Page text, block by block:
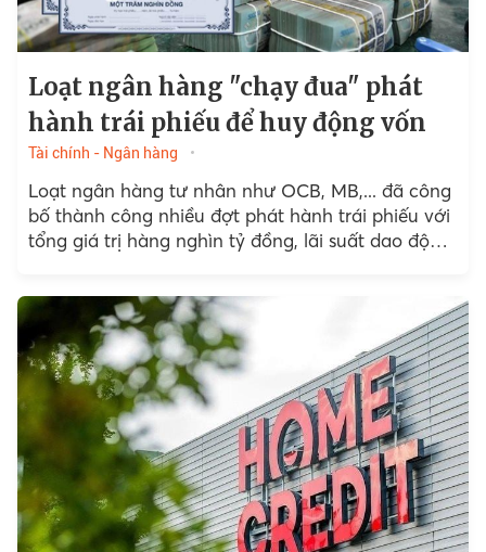
Loạt ngân hàng "chạy đua" phát
hành trái phiếu để huy động vốn
Tài chính - Ngân hàng
Loạt ngân hàng tư nhân như OCB, MB,... đã công
bố thành công nhiều đợt phát hành trái phiếu với
tổng giá trị hàng nghìn tỷ đồng, lãi suất dao động